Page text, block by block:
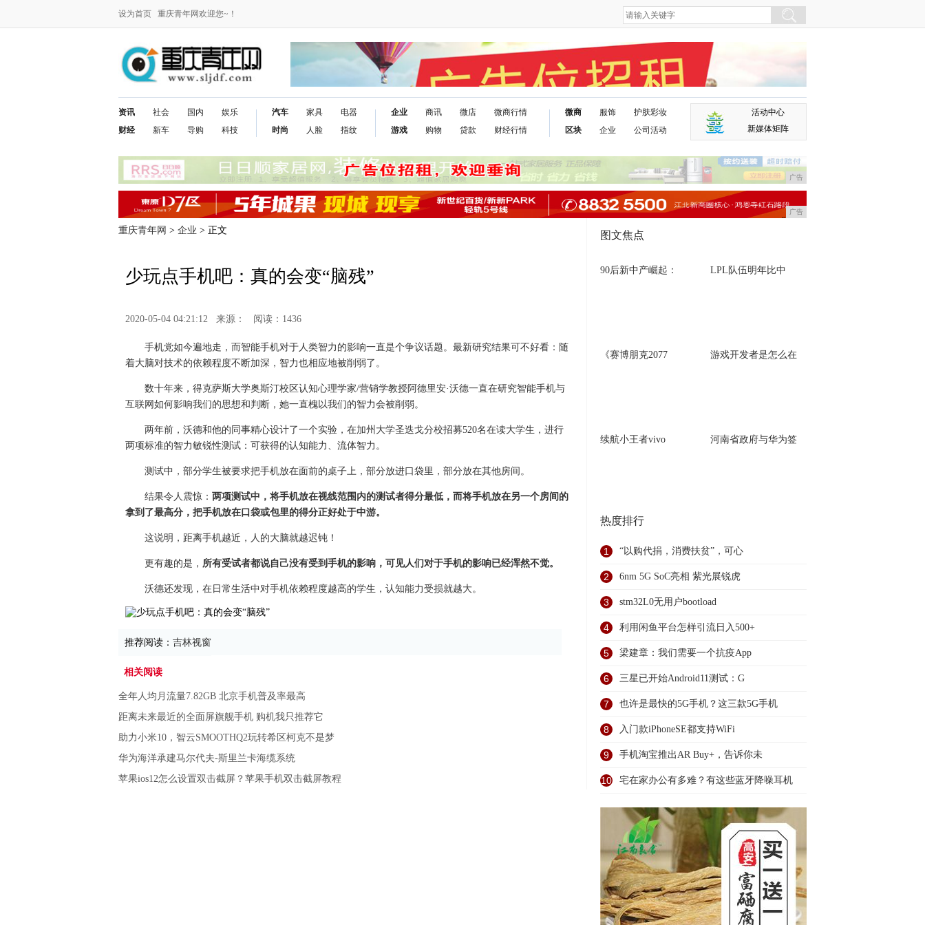
设为首页 重庆青年网欢迎您~！
资讯
财经
社会
新车
国内
导购
娱乐
科技
汽车
时尚
家具
人脸
电器
指纹
企业
游戏
商讯
购物
微店
贷款
微商行情
财经行情
微商
区块
服饰
企业
护肤彩妆
公司活动
活动中心
新媒体矩阵
广告
广告
重庆青年网 > 企业 > 正文
少玩点手机吧：真的会变“脑残”
2020-05-04 04:21:12 来源： 阅读：1436
手机党如今遍地走，而智能手机对于人类智力的影响一直是个争议话题。最新研究结果可不好看：随
着大脑对技术的依赖程度不断加深，智力也相应地被削弱了。
数十年来，得克萨斯大学奥斯汀校区认知心理学家/营销学教授阿德里安·沃德一直在研究智能手机与
互联网如何影响我们的思想和判断，她一直槐以我们的智力会被削弱。
两年前，沃德和他的同事精心设计了一个实验，在加州大学圣迭戈分校招募520名在读大学生，进行
两项标准的智力敏锐性测试：可获得的认知能力、流体智力。
测试中，部分学生被要求把手机放在面前的桌子上，部分放进口袋里，部分放在其他房间。
结果令人震惊： 两项测试中，将手机放在视线范围内的测试者得分最低，而将手机放在另一个房间的
拿到了最高分，把手机放在口袋或包里的得分正好处于中游。
这说明，距离手机越近，人的大脑就越迟钝！
更有趣的是， 所有受试者都说自己没有受到手机的影响，可见人们对于手机的影响已经浑然不觉。
沃德还发现，在日常生活中对手机依赖程度越高的学生，认知能力受损就越大。
推荐阅读： 吉林视窗
相关阅读
全年人均月流量7.82GB 北京手机普及率最高
距离未来最近的全面屏旗舰手机 购机我只推荐它
助力小米10，智云SMOOTHQ2玩转希区柯克不是梦
华为海洋承建马尔代夫-斯里兰卡海缆系统
苹果ios12怎么设置双击截屏？苹果手机双击截屏教程
图文焦点
90后新中产崛起： LPL队伍明年比中
《赛博朋克2077 游戏开发者是怎么在
续航小王者vivo 河南省政府与华为签
热度排行
1 “以购代捐，消费扶贫”，可心
2 6nm 5G SoC亮相 紫光展锐虎
3 stm32L0无用户bootload
4 利用闲鱼平台怎样引流日入500+
5 梁建章：我们需要一个抗疫App
6 三星已开始Android11测试：G
7 也许是最快的5G手机？这三款5G手机
8 入门款iPhoneSE都支持WiFi
9 手机淘宝推出AR Buy+，告诉你未
10 宅在家办公有多难？有这些蓝牙降噪耳机